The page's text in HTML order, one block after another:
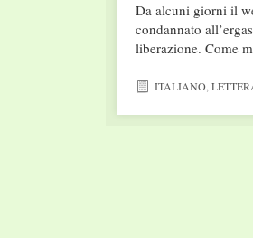
Da alcuni giorni il
condannato
liberazione. Come
ITALIANO,